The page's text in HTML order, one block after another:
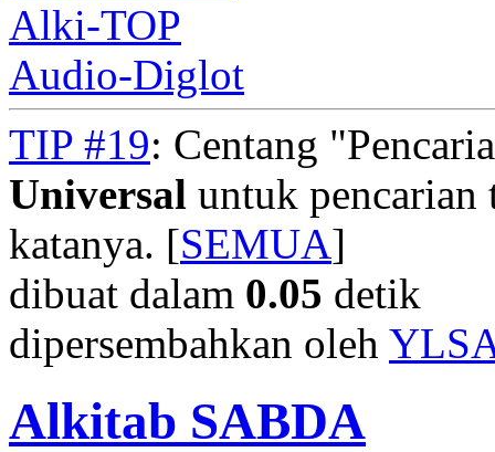
Alki-TOP
Audio-Diglot
TIP #19: Centang
Universal untuk pencarian
katanya. [SEMUA]
dibuat dalam 0.05 detik
dipersembahkan oleh
Alkitab SABDA